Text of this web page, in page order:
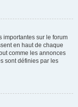
importantes sur le forum
en haut de chaque
comme les annonces
sont définies par les